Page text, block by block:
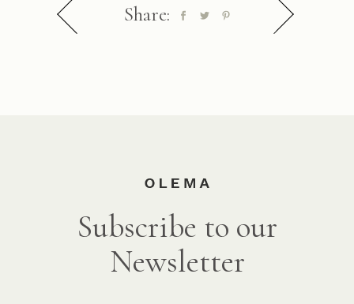
Share:
Subscribe to our
Newsletter